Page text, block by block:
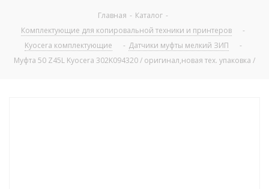
Главная - Каталог -
Комплектующие для копировальной техники и принтеров
-
Kyocera комплектующие
- Датчики муфты мелкий ЗИП
-
Муфта 50 Z45L Kyocera 302K094320 / оригинал,новая тех. упаковка /